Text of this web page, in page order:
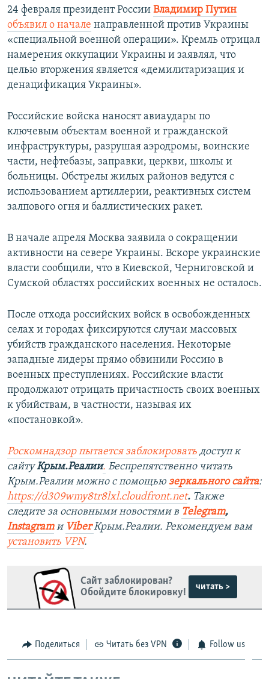
24 февраля президент России Владимир Путин
объявил о начале направленной против Украины
«специальной военной операции». Кремль отрицал
намерения оккупации Украины и заявлял, что
целью вторжения является «демилитаризация и
денацификация Украины».
Российские войска наносят авиаудары по
ключевым объектам военной и гражданской
инфраструктуры, разрушая аэродромы, воинские
части, нефтебазы, заправки, церкви, школы и
больницы. Обстрелы жилых районов ведутся с
использованием артиллерии, реактивных систем
залпового огня и баллистических ракет.
В начале апреля Москва заявила о сокращении
активности на севере Украины. Вскоре украинские
власти сообщили, что в Киевской, Черниговской и
Сумской областях российских военных не осталось.
После отхода российских войск в освобожденных
селах и городах фиксируются случаи массовых
убийств гражданского населения. Некоторые
западные лидеры прямо обвинили Россию в
военных преступлениях. Российские власти
продолжают отрицать причастность своих военных
к убийствам, в частности, называя их
«постановкой».
Роскомнадзор пытается заблокировать доступ к
сайтуКрым.Реалии. Беспрепятственно читать
Крым.Реалии можно с помощью зеркального сайта:
https://d309wmy8tr8lxl.cloudfront.net. Также
следите за основными новостями в Telegram,
Instagramи ViberКрым.Реалии. Рекомендуем вам
установить VPN.
Сайт заблокирован?
Обойдите блокировку!
читать >
Поделиться Читать без VPN Follow us